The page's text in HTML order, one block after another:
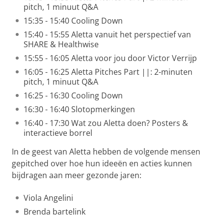
pitch, 1 minuut Q&A
15:35 - 15:40 Cooling Down
15:40 - 15:55 Aletta vanuit het perspectief van
SHARE & Healthwise
15:55 - 16:05 Aletta voor jou door Victor Verrijp
16:05 - 16:25 Aletta Pitches Part ||: 2-minuten
pitch, 1 minuut Q&A
16:25 - 16:30 Cooling Down
16:30 - 16:40 Slotopmerkingen
16:40 - 17:30 Wat zou Aletta doen? Posters &
interactieve borrel
In de geest van Aletta hebben de volgende mensen
gepitched over hoe hun ideeën en acties kunnen
bijdragen aan meer gezonde jaren:
Viola Angelini
Brenda bartelink